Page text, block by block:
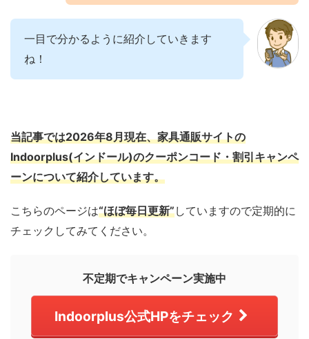
一目で分かるように紹介していきます
ね！
当記事では2026年8月現在、家具通販サイトの
Indoorplus(インドール)のクーポンコード・割引キャンペ
ーンについて紹介しています。
こちらのページは“ほぼ毎日更新”していますので定期的に
チェックしてみてください。
不定期でキャンペーン実施中
Indoorplus公式HPをチェック